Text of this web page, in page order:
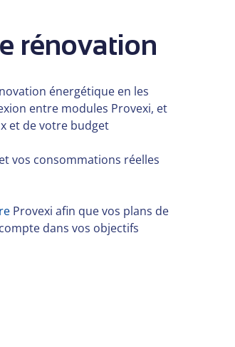
rénovation
énergétique en les
entre modules Provexi, et
et de votre budget
vos consommations réelles
Provexi afin que vos plans de
dans vos objectifs